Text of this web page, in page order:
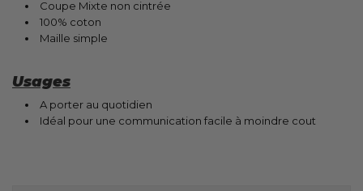
Coupe Mixte non cintrée
100% coton
Maille simple
Usages
A porter au quotidien
Idéal pour une communication facile à moindre cout